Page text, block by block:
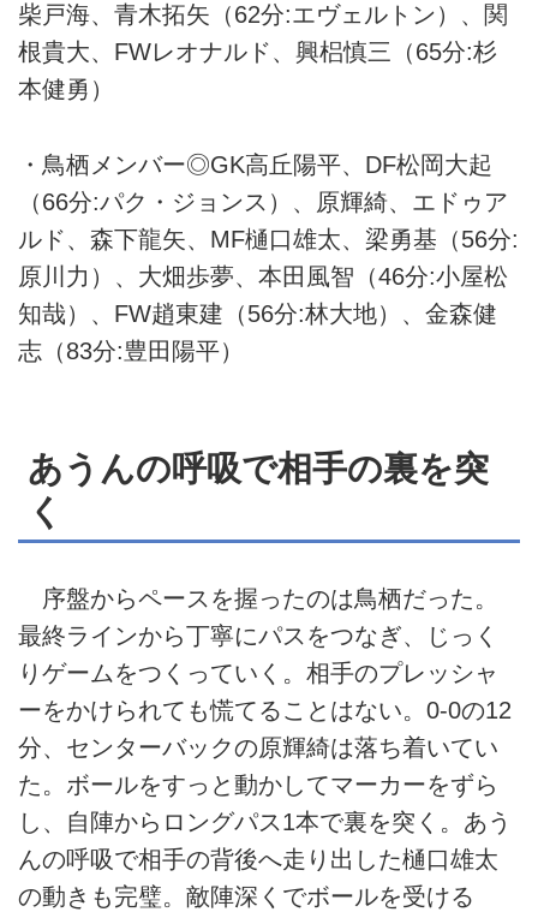
柴戸海、青木拓矢（62分:エヴェルトン）、関
根貴大、FWレオナルド、興梠慎三（65分:杉
本健勇）
・鳥栖メンバー◎GK高丘陽平、DF松岡大起
（66分:パク・ジョンス）、原輝綺、エドゥア
ルド、森下龍矢、MF樋口雄太、梁勇基（56分:
原川力）、大畑歩夢、本田風智（46分:小屋松
知哉）、FW趙東建（56分:林大地）、金森健
志（83分:豊田陽平）
あうんの呼吸で相手の裏を突
く
序盤からペースを握ったのは鳥栖だった。
最終ラインから丁寧にパスをつなぎ、じっく
りゲームをつくっていく。相手のプレッシャ
ーをかけられても慌てることはない。0-0の12
分、センターバックの原輝綺は落ち着いてい
た。ボールをすっと動かしてマーカーをずら
し、自陣からロングパス1本で裏を突く。あう
んの呼吸で相手の背後へ走り出した樋口雄太
の動きも完璧。敵陣深くでボールを受ける